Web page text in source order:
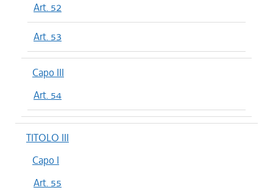
Art. 52
Art. 53
Capo III
Art. 54
TITOLO III
Capo I
Art. 55